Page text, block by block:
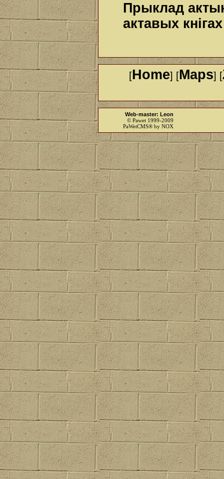
Прыклад
актавых
[Home] [Maps] [
Web-master: Leon
© Pawet 1999-2009
PaWetCMS® by NOX